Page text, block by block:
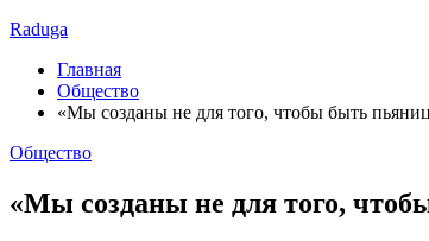
Raduga
Главная
Общество
«Мы созданы не для того, чтобы быть
Общество
«Мы созданы не для того,